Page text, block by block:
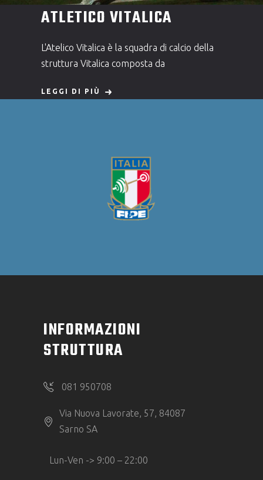
ATLETICO VITALICA
L'Atelico Vitalica è la squadra di calcio della
struttura Vitalica composta da
LEGGI DI PIÙ
INFORMAZIONI
STRUTTURA
081 950708
Via Nuova Lavorate, 57, 84087
Sarno SA
Lun-Ven -> 9:00 – 22:00